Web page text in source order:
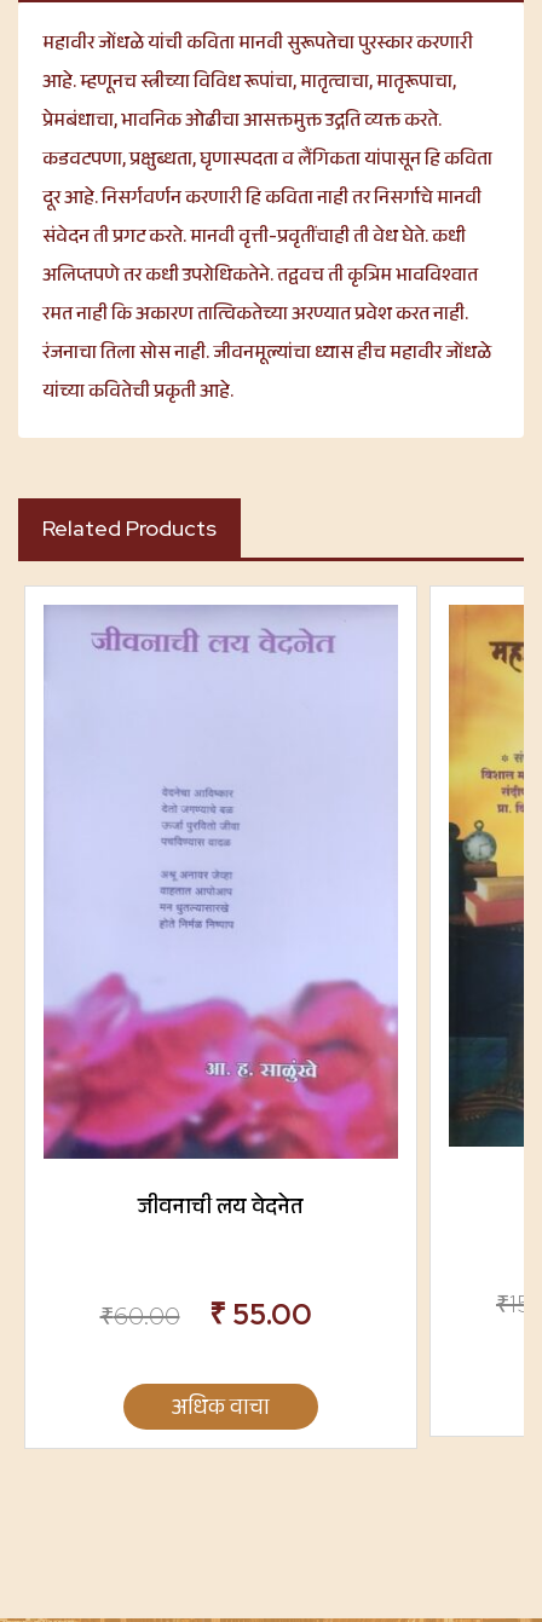
महावीर जोंधळे यांची कविता मानवी सुरूपतेचा पुरस्कार करणारी
आहे. म्हणूनच स्त्रीच्या विविध रूपांचा, मातृत्वाचा, मातृरूपाचा,
प्रेमबंधाचा, भावनिक ओढीचा आसक्तमुक्त उद्गति व्यक्त करते.
कडवटपणा, प्रक्षुब्धता, घृणास्पदता व लैंगिकता यांपासून हि कविता
दूर आहे. निसर्गवर्णन करणारी हि कविता नाही तर निसर्गाचे मानवी
संवेदन ती प्रगट करते. मानवी वृत्ती-प्रवृतींचाही ती वेध घेते. कधी
अलिप्तपणे तर कधी उपरोधिकतेने. तद्ववच ती कृत्रिम भावविश्वात
रमत नाही कि अकारण तात्विकतेच्या अरण्यात प्रवेश करत नाही.
रंजनाचा तिला सोस नाही. जीवनमूल्यांचा ध्यास हीच महावीर जोंधळे
यांच्या कवितेची प्रकृती आहे.
Related Products
जीवनाची लय वेदनेत
₹60.00 ₹ 55.00
अधिक वाचा
₹